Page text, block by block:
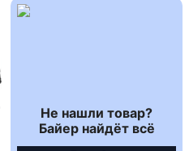
Не нашли товар?
Байер найдёт всё